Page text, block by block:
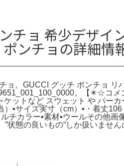
ョ 希少デザイ
ンチョの詳細情
ョ。GUCCI グッチ ポンチョ
。【✴️☆コ
ットなど スウェット や パー
▪️サイズ実寸（cm）▪️・着丈
カラー▪️素材▪️ウールその他画
状態の良いもの”しか扱いませ